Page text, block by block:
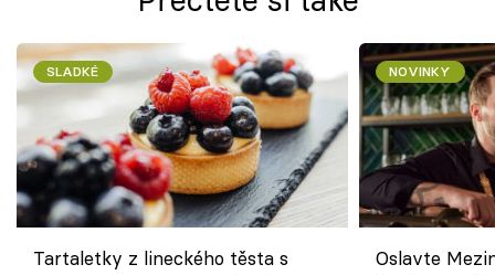
SLADKÉ
Tartaletky z lineckého těsta s
NOVINKY
Oslavte